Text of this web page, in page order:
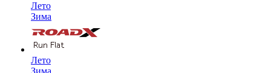
Лето
Зима
Лето
Зима